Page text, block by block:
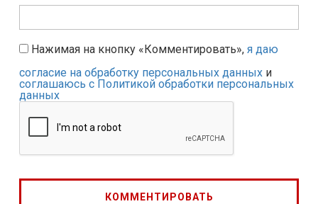
Нажимая на кнопку «Комментировать», я даю
согласие на обработку персональных данных и
соглашаюсь с Политикой обработки персональных
данных